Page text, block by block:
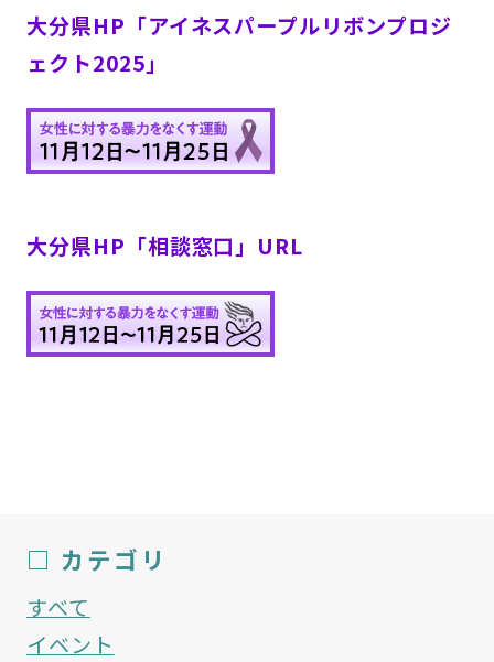
大分県HP「アイネスパープルリボンプロジ
ェクト2025」
大分県HP「相談窓口」URL
□ カテゴリ
すべて
イベント